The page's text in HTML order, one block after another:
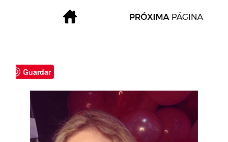
Guardar